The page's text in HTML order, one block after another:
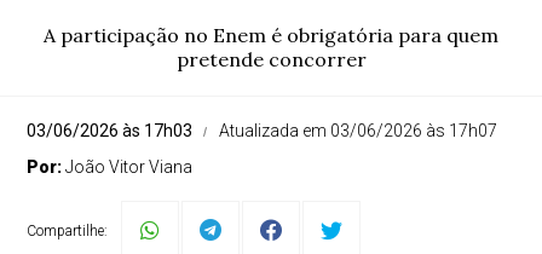
A participação no Enem é obrigatória para quem
pretende concorrer
03/06/2026 às 17h03
Atualizada em 03/06/2026 às 17h07
Por:João Vitor Viana
Compartilhe: